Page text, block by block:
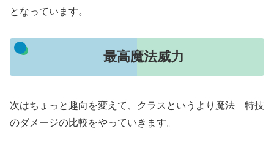
となっています。
最高魔法威力
次はちょっと趣向を変えて、クラスというより魔法 特技
のダメージの比較をやっていきます。